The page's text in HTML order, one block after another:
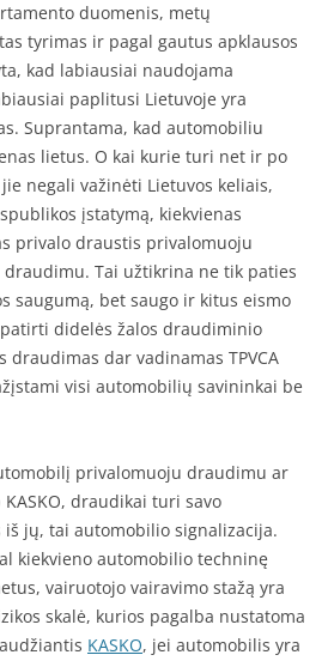
duomenis, metų
tyrimas ir pagal gautus apklausos
kad labiausiai naudojama
paplitusi Lietuvoje yra
Suprantama, kad automobiliu
lietus. O kai kurie turi net ir po
negali važinėti Lietuvos keliais,
įstatymą, kiekvienas
privalo draustis privalomuoju
draudimu. Tai užtikrina ne tik paties
saugumą, bet saugo ir kitus eismo
didelės žalos draudiminio
draudimas dar vadinamas TPVCA
visi automobilių savininkai be
privalomuoju draudimu ar
draudikai turi savo
jų, tai automobilio signalizacija.
kiekvieno automobilio techninę
vairuotojo vairavimo stažą yra
skalė, kurios pagalba nustatoma
KASKO, jei automobilis yra